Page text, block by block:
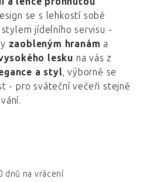
se s lehkostí sobě
jídelního servisu -
zaobleným hranám a
lesku na vás z
a styl, výborně se
- pro sváteční večeři stejně
dnů na vrácení